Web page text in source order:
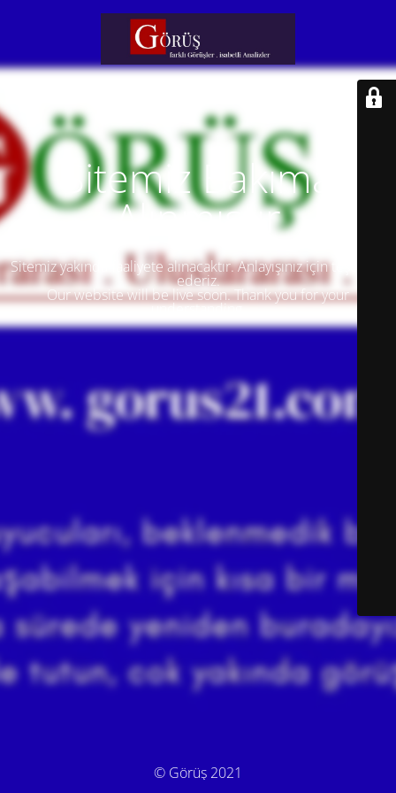
Sitemiz Bakıma
Alınmıştır
Sitemiz yakında faaliyete alınacaktır. Anlayışınız için teşekkür
ederiz.
Our website will be live soon. Thank you for your
understanding.
© Görüş 2021